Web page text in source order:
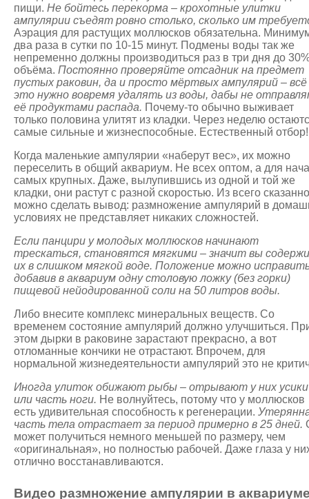
пищи. Не бойтесь перекорма – крохотные улитки
ампулярии съедят ровно столько, сколько им
Аэрация для растущих моллюсков обязательна.
два раза в сутки по 10-15 минут. Подмены воды так же
непременно должны производиться раз в три дня до
объёма. Постоянно проверяйте отсадник на предмет
пустых раковин, да и просто мёртвых ампулярий – всё
это нужно вовремя удалять из воды, дабы не
её продуктами распада. Почему-то обычно выживает
только половина улитят из кладки. Через неделю
самые сильные и жизнеспособные. Естественный отбор!
Когда маленькие ампулярии «наберут вес», их можно
переселить в общий аквариум. Не всех оптом, а для
самых крупных. Даже, вылупившись из одной и той же
кладки, они растут с разной скоростью. Из всего
можно сделать вывод: размножение ампулярий в
условиях не представляет никаких сложностей.
Если панцири у молодых моллюсков начинают
трескаться, становятся мягкими – значит вы
их в слишком мягкой воде. Положение можно
добавив в аквариум одну столовую ложку (без горки)
пищевой нейодированной соли на 50 литров воды.
Либо внесите комплекс минеральных веществ. Со
временем состояние ампулярий должно улучшиться.
этом дырки в раковине зарастают прекрасно, а вот
отломанные кончики не отрастают. Впрочем, для
нормальной жизнедеятельности ампулярий это не
Иногда улиток обижают рыбы – отрывают у них усики
или часть ноги. Не волнуйтесь, потому что у моллюсков
есть удивительная способность к регенерации.
часть тела отрастает за период примерно в 25 дней.
может получиться немного меньшей по размеру, чем
«оригинальная», но полностью рабочей. Даже глаза у
отлично восстанавливаются.
Видео размножение ампулярии в